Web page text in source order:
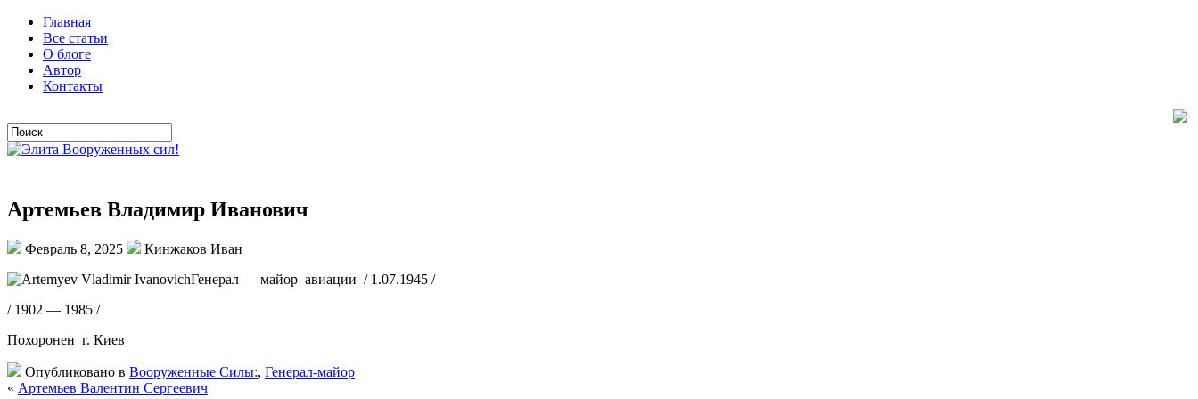
Главная
Все статьи
О блоге
Автор
Контакты
Артемьев Владимир Иванович
Февраль 8, 2025
Кинжаков Иван
Генерал — майор авиации / 1.07.1945 /
/ 1902 — 1985 /
Похоронен г. Киев
Опубликовано в Вооруженные Силы:, Генерал-майор
« Артемьев Валентин Сергеевич